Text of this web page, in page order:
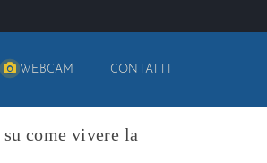
WEBCAM CONTATTI
come vivere la